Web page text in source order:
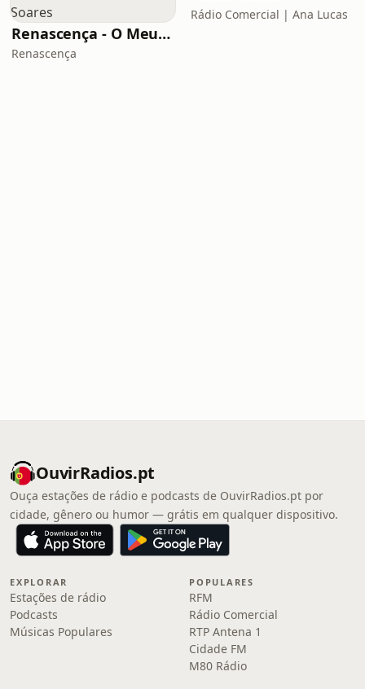
Renascença - O Meu Walkman, com Paulo Soares
Renascença
Rádio Comercial | Ana Lucas
OuvirRadios.pt
Ouça estações de rádio e podcasts de OuvirRadios.pt por
cidade, gênero ou humor — grátis em qualquer dispositivo.
EXPLORAR
Estações de rádio
Podcasts
Músicas Populares
POPULARES
RFM
Rádio Comercial
RTP Antena 1
Cidade FM
M80 Rádio